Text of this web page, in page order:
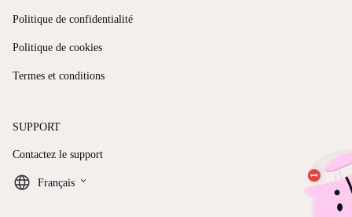
Politique de confidentialité
Politique de cookies
Termes et conditions
SUPPORT
Contactez le support
Français keyboard_arrow_down